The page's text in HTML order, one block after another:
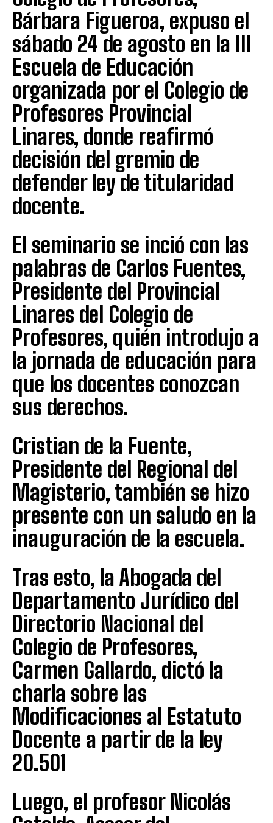
Bárbara Figueroa, expuso el
sábado 24 de agosto en la III
Escuela de Educación
organizada por el Colegio de
Profesores Provincial
Linares, donde reafirmó
decisión del gremio de
defender ley de titularidad
docente.
El seminario se inció con las
palabras de Carlos Fuentes,
Presidente del Provincial
Linares del Colegio de
Profesores, quién introdujo a
la jornada de educación para
que los docentes conozcan
sus derechos.
Cristian de la Fuente,
Presidente del Regional del
Magisterio, también se hizo
presente con un saludo en la
inauguración de la escuela.
Tras esto, la Abogada del
Departamento Jurídico del
Directorio Nacional del
Colegio de Profesores,
Carmen Gallardo, dictó la
charla sobre las
Modificaciones al Estatuto
Docente a partir de la ley
20.501
Luego, el profesor Nicolás